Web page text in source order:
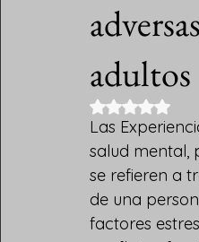
adultos
Obtuvo
Las
salud mental,
se refieren a
de una
factores